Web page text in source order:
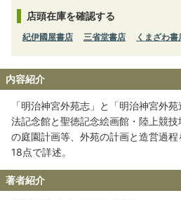
店頭在庫を確認する
紀伊國屋書店 三省堂書店 くまざわ書
内容紹介
「明治神宮外苑志」と「明治神宮外
法記念館と聖徳記念絵画館・陸上競
の庭園計画等、外苑の計画と造営過
18点で詳述。
著者紹介